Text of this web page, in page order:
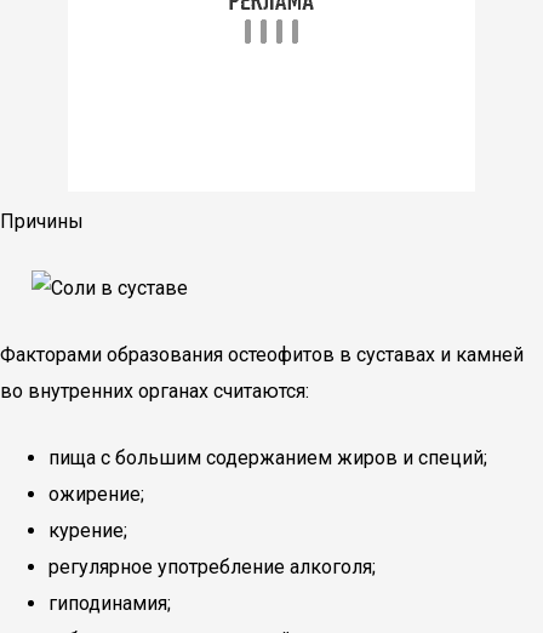
Причины
Факторами образования остеофитов в суставах и камней
во внутренних органах считаются:
пища с большим содержанием жиров и специй;
ожирение;
курение;
регулярное употребление алкоголя;
гиподинамия;